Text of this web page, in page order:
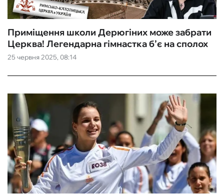
25 червня 2025, 08:14
Приміщення школи Дерюгіних може забрати
Церква! Легендарна гімнастка б’є на сполох